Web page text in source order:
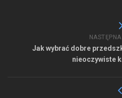
Jak wybrać dobre
nieoczywiste